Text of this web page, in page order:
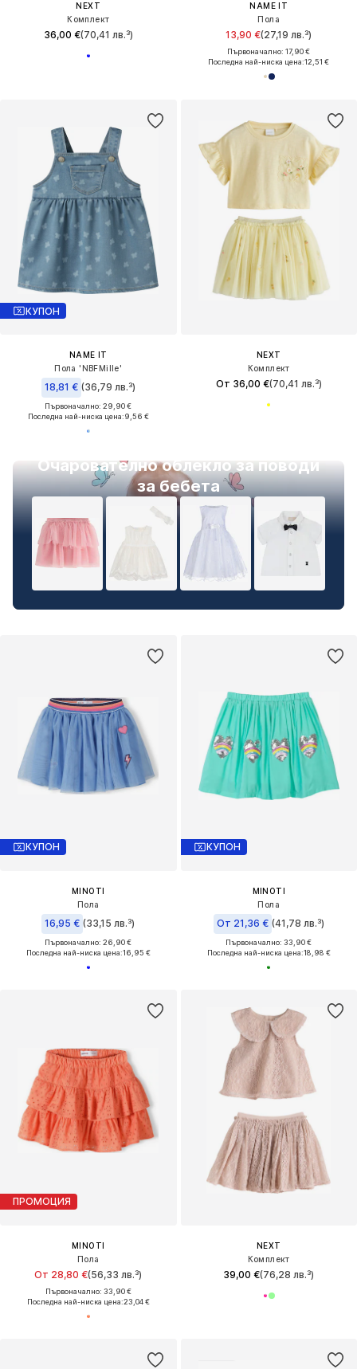
NEXT
Комплект
36,00 €(70,41 лв.³)
NAME IT
Пола
13,90 €(27,19 лв.³)
Първоначално: 17,90 €
Последна най-ниска цена:12,51 €
КУПОН
NAME IT
Пола 'NBFMille'
18,81 € (36,79 лв.³)
Първоначално: 29,90 €
Последна най-ниска цена:9,56 €
Очарователно облекло за поводи
за бебета
NEXT
Комплект
От 36,00 €(70,41 лв.³)
КУПОН
MINOTI
Пола
16,95 € (33,15 лв.³)
Първоначално: 26,90 €
Последна най-ниска цена:16,95 €
КУПОН
MINOTI
Пола
От 21,36 € (41,78 лв.³)
Първоначално: 33,90 €
Последна най-ниска цена:18,98 €
ПРОМОЦИЯ
MINOTI
Пола
От 28,80 €(56,33 лв.³)
Първоначално: 33,90 €
Последна най-ниска цена:23,04 €
NEXT
Комплект
39,00 €(76,28 лв.³)